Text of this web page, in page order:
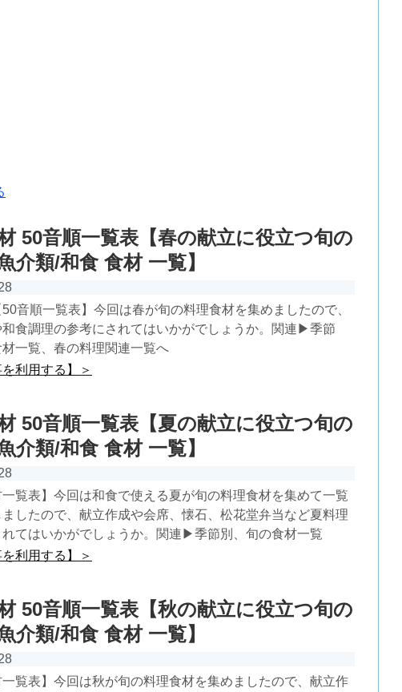
50音順一覧表【春の献立に役立つ旬の
介類/和食 食材 一覧】
音順一覧表】今回は春が旬の料理食材を集めましたので、
食調理の参考にされてはいかがでしょうか。関連▶季節
材一覧、春の料理関連一覧へ
を利用する】＞
50音順一覧表【夏の献立に役立つ旬の
介類/和食 食材 一覧】
一覧表】今回は和食で使える夏が旬の料理食材を集めて一覧
したので、献立作成や会席、懐石、松花堂弁当など夏料理
てはいかがでしょうか。関連▶季節別、旬の食材一覧
を利用する】＞
50音順一覧表【秋の献立に役立つ旬の
介類/和食 食材 一覧】
一覧表】今回は秋が旬の料理食材を集めましたので、献立作